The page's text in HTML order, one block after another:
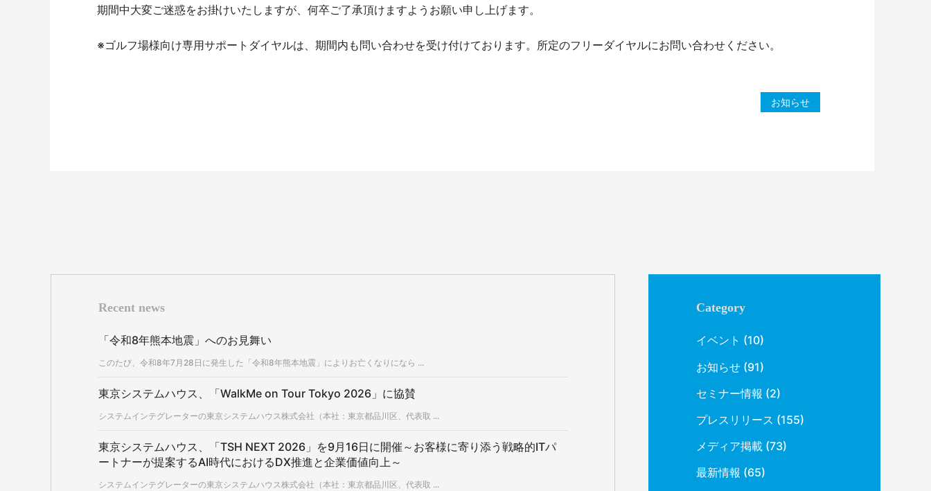
期間中大変ご迷惑をお掛けいたしますが、何卒ご了承頂けますようお願い申し上げます。
※ゴルフ場様向け専用サポートダイヤルは、期間内も問い合わせを受け付けております。所定のフリーダイヤルにお問い合わせください。
お知らせ
Recent news
「令和8年熊本地震」へのお見舞い
このたび、令和8年7月28日に発生した「令和8年熊本地震」によりお亡くなりになら ...
東京システムハウス、「WalkMe on Tour Tokyo 2026」に協賛
システムインテグレーターの東京システムハウス株式会社（本社：東京都品川区、代表取 ...
東京システムハウス、「TSH NEXT 2026」を9月16日に開催～お客様に寄り添う戦略的ITパ
ートナーが提案するAI時代におけるDX推進と企業価値向上～
システムインテグレーターの東京システムハウス株式会社（本社：東京都品川区、代表取 ...
Category
イベント (10)
お知らせ(91)
セミナー情報 (2)
プレスリリース (155)
メディア掲載(73)
最新情報 (65)